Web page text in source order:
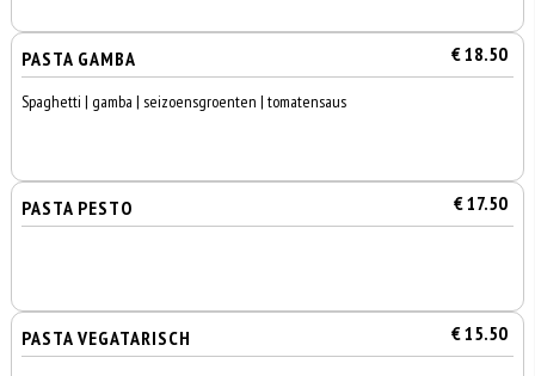
PASTA GAMBA € 18.50
Spaghetti | gamba | seizoensgroenten | tomatensaus
PASTA PESTO € 17.50
PASTA VEGATARISCH € 15.50